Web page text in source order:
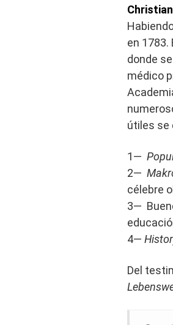
en 1783.
donde
médico
útiles se
1—
2—
célebre
3—
4—
Del